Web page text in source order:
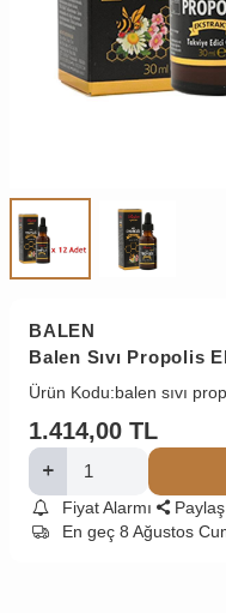
BALEN
Balen Sıvı Propolis
Ürün Kodu:balen sıvı
1.414,00 TL
Fiyat Alarmı
Paylaş
En geç 8 Ağustos